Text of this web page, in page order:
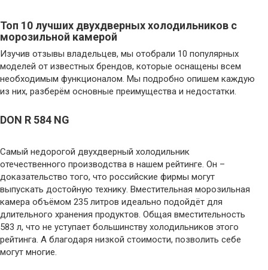
Топ 10 лучших двухдверных холодильников с
морозильной камерой
Изучив отзывы владельцев, мы отобрали 10 популярных
моделей от известных брендов, которые оснащены всем
необходимым функционалом. Мы подробно опишем каждую
из них, разберём основные преимущества и недостатки.
DON R 584 NG
Самый недорогой двухдверный холодильник
отечественного производства в нашем рейтинге. Он –
доказательство того, что российские фирмы могут
выпускать достойную технику. Вместительная морозильная
камера объёмом 235 литров идеально подойдёт для
длительного хранения продуктов. Общая вместительность
583 л, что не уступает большинству холодильников этого
рейтинга. А благодаря низкой стоимости, позволить себе
могут многие.